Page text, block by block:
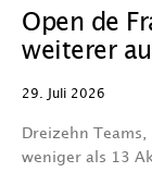
Open de
weiterer
29. Juli 2026
Dreizehn
weniger als 13